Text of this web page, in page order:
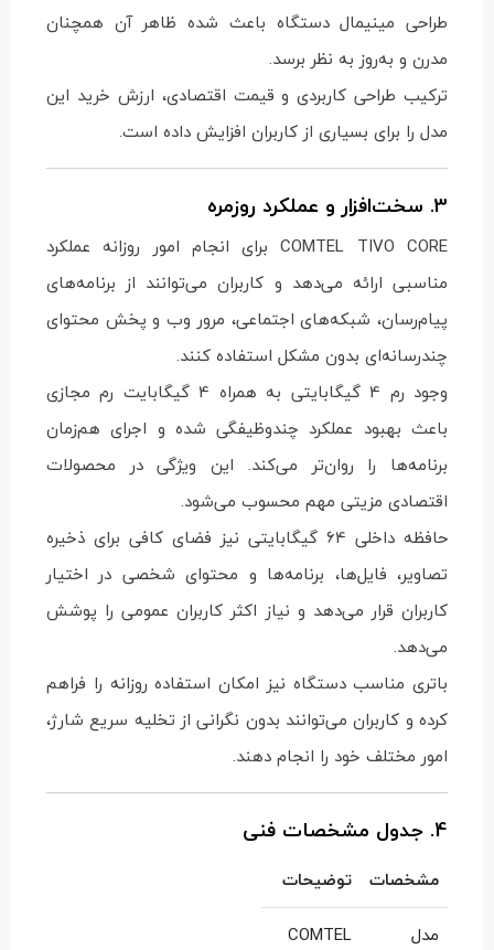
طراحی مینیمال دستگاه باعث شده ظاهر آن همچنان
مدرن و به‌روز به نظر برسد.
ترکیب طراحی کاربردی و قیمت اقتصادی، ارزش خرید این
مدل را برای بسیاری از کاربران افزایش داده است.
3. سخت‌افزار و عملکرد روزمره
COMTEL TIVO CORE برای انجام امور روزانه عملکرد
مناسبی ارائه می‌دهد و کاربران می‌توانند از برنامه‌های
پیام‌رسان، شبکه‌های اجتماعی، مرور وب و پخش محتوای
چندرسانه‌ای بدون مشکل استفاده کنند.
وجود رم 4 گیگابایتی به همراه 4 گیگابایت رم مجازی
باعث بهبود عملکرد چندوظیفگی شده و اجرای هم‌زمان
برنامه‌ها را روان‌تر می‌کند. این ویژگی در محصولات
اقتصادی مزیتی مهم محسوب می‌شود.
حافظه داخلی 64 گیگابایتی نیز فضای کافی برای ذخیره
تصاویر، فایل‌ها، برنامه‌ها و محتوای شخصی در اختیار
کاربران قرار می‌دهد و نیاز اکثر کاربران عمومی را پوشش
می‌دهد.
باتری مناسب دستگاه نیز امکان استفاده روزانه را فراهم
کرده و کاربران می‌توانند بدون نگرانی از تخلیه سریع شارژ،
امور مختلف خود را انجام دهند.
4. جدول مشخصات فنی
مشخصات
توضیحات
مدل
COMTEL